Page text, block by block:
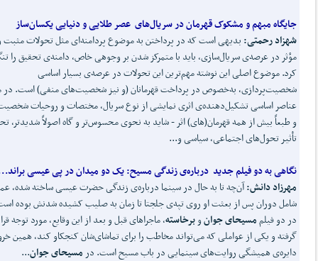
جایگاه مبهم و مشکوک قهرمان در سریالهای عصر طلایی و دنیایی یکسانساز
شهزاد رحمتی: بدیهی است که در پرداختن به موضوع پردامنه‌ای مثل تحولات مثبت
مؤثر در عرصه‌ی سریال‌سازی، باید با متمرکز شدن بر وجوهی خاص، دامنه‌ی تحقیق را
کرد. موضوع اصلی این نوشته مهم‌ترین این تحولات در عرصه‌ی بسیار اساسی
شخصیت‌پردازی، به‌خصوص در پرداخت قهرمانان (و نیز شخصیت‌های منفی) است. در
عناصر اساسی تشکیل‌دهنده‌ی اثری نمایشی از نوع سریال، مختصات و روحیات
و طبعاً بیش از همه قهرمان(های) اثر - شاید به نحوی محسوس‌تر و گاه اصولاً شدیدتر،
تأثیر تحول‌های اجتماعی، سیاسی و...
نگاهی به دو فیلم جدید درباره‌ی زندگی مسیح:یک دو میدان در پی عیسی
مهرزاد دانش:آن‌چه تا به حال در سینما درباره‌ی زندگی حضرت عیسی ساخته شده،
شامل دوران پس از بعثت او روی تپه‌ی جلجتا تا زمان به صلیب کشیده شدنش بوده
در دو فیلممسیحای جوانوبرخاسته، ماجراهای قبل و بعد از این وقایع، مورد توجه
گرفته و یکی از عواملی که می‌تواند مخاطب را برای تماشای‌شان کنجکاو کند، همین
دایره‌ی همیشگی روایت‌های سینمایی در باب مسیح است. در مسیحای جوان...